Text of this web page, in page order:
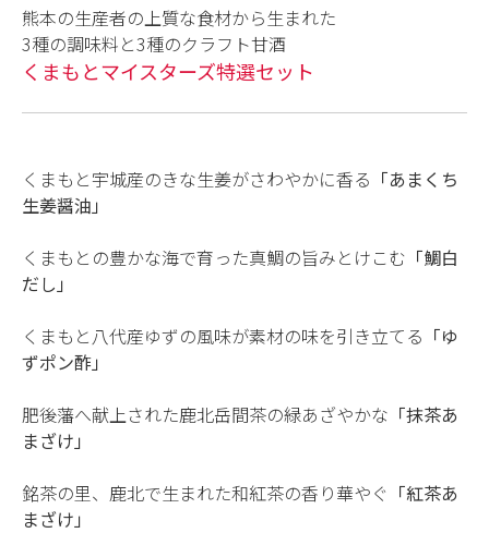
熊本の生産者の上質な食材から生まれた
3種の調味料と3種のクラフト甘酒
くまもとマイスターズ特選セット
くまもと宇城産のきな生姜がさわやかに香る 「あまくち
生姜醤油」
くまもとの豊かな海で育った真鯛の旨みとけこむ 「鯛白
だし」
くまもと八代産ゆずの風味が素材の味を引き立てる 「ゆ
ずポン酢」
肥後藩へ献上された鹿北岳間茶の緑あざやかな 「抹茶あ
まざけ」
銘茶の里、鹿北で生まれた和紅茶の香り華やぐ 「紅茶あ
まざけ」